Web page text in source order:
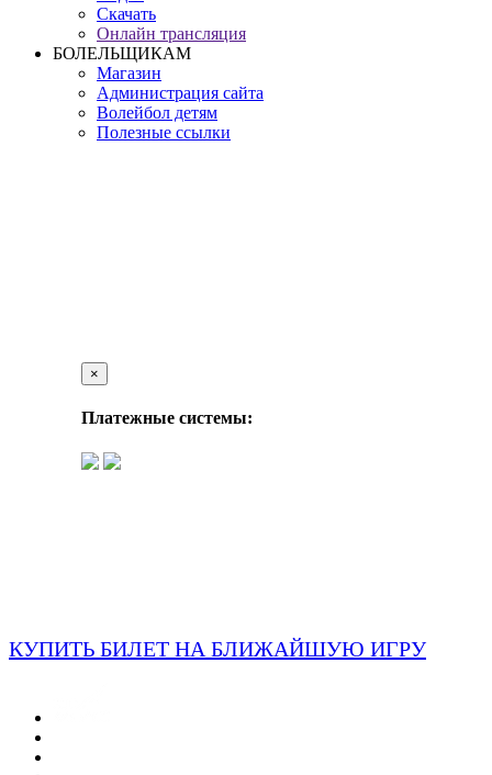
Скачать
Онлайн трансляция
БОЛЕЛЬЩИКАМ
Магазин
Администрация сайта
Волейбол детям
Полезные ссылки
×
Платежные системы:
КУПИТЬ БИЛЕТ НА БЛИЖАЙШУЮ ИГРУ